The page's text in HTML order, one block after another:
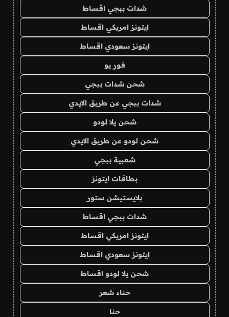
شدات ببجي اقساط
ايتونز امريكي اقساط
ايتونز سعودي اقساط
فور يو
شحن شدات ببجي
شدات ببجي عن طريق الايدي
شحن يلا لودو
شحن لودو عن طريق الايدي
شعبية ببجي
بطاقات ايتونز
بلايستيشن ستور
شدات ببجي اقساط
ايتونز امريكي اقساط
ايتونز سعودي اقساط
شحن يلا لودو اقساط
حناء شعر
حنا